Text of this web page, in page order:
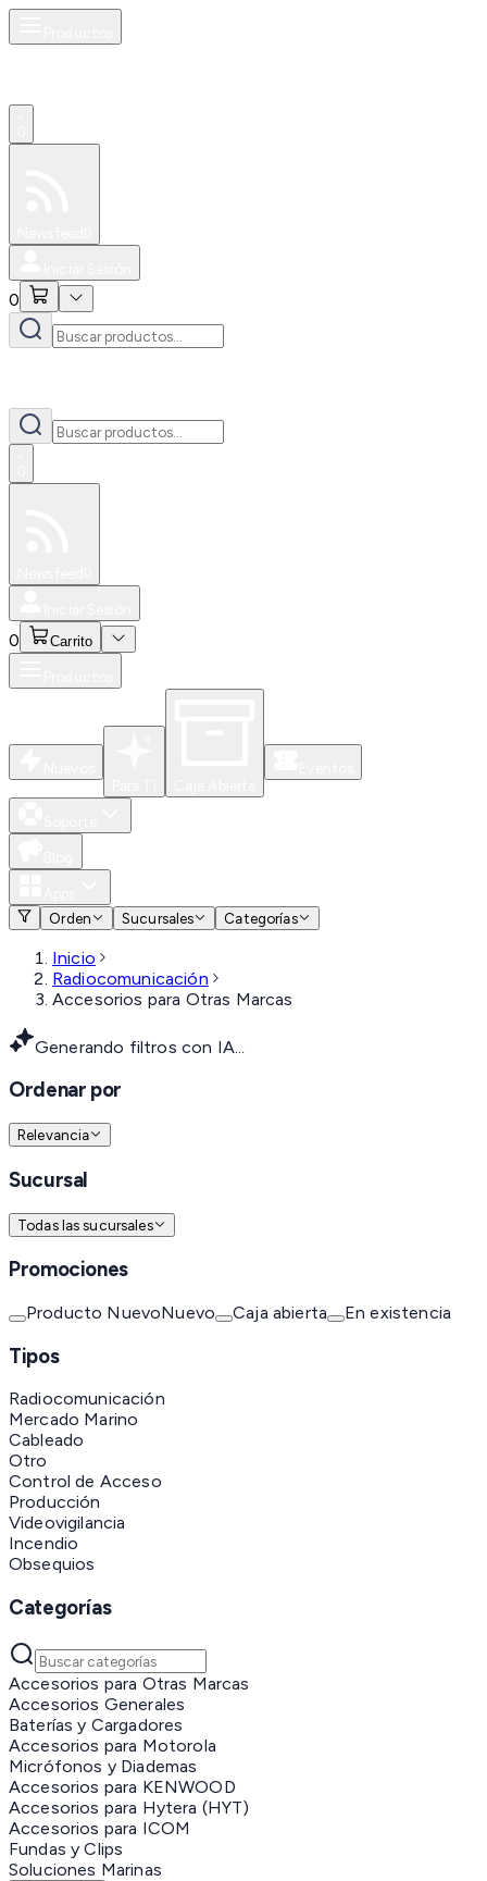
0
0 Carrito
Orden
Sucursales Categorías
Inicio
Radiocomunicación
Accesorios para Otras Marcas
Generando filtros con IA...
Ordenar por
Relevancia
Sucursal
Todas las sucursales
Promociones
Producto NuevoNuevo Caja abierta En existencia
Tipos
Radiocomunicación
Mercado Marino
Cableado
Otro
Control de Acceso
Producción
Videovigilancia
Incendio
Obsequios
Categorías
Accesorios para Otras Marcas
Accesorios Generales
Baterías y Cargadores
Accesorios para Motorola
Micrófonos y Diademas
Accesorios para KENWOOD
Accesorios para Hytera (HYT)
Accesorios para ICOM
Fundas y Clips
Soluciones Marinas